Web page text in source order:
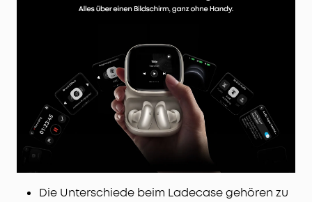
Die Unterschiede beim Ladecase gehören zu